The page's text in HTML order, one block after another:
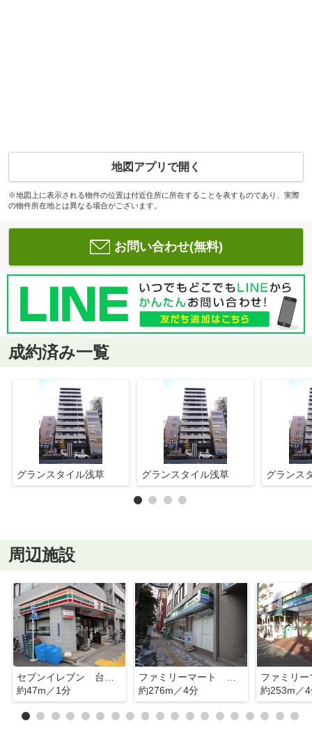
地図アプリで開く
※地図上に表示される物件の位置は付近住所に所在することを表すものであり、実際
の物件所在地とは異なる場合がございます。
お問い合わせ(無料)
成約済み一覧
グランスタイル浅草 グランスタイル浅草 グランス
周辺施設
セブンイレブン 台東入谷１丁目店
約47m／1分
ファミリーマート 入谷二丁目店店
約276m／4分
約253m／